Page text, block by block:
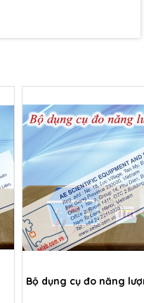
Bộ dụng cụ đo năng